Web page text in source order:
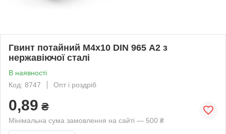
Гвинт потайний М4х10 DIN 965 А2 з
нержавіючої сталі
В наявності
Код: 8747
Опт і роздріб
0,89 ₴
Мінімальна сума замовлення на сайті — 500 ₴